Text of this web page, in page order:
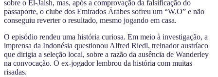
sobre o El-Jaish, mas, após a comprovação da falsificação do
passaporte, o clube dos Emirados Árabes sofreu um “W.O” e não
conseguiu reverter o resultado, mesmo jogando em casa.
O episódio rendeu uma história curiosa. Em meio à investigação, a
imprensa da Indonésia questionou Alfred Riedl, treinador austríaco
que dirigia a seleção local, sobre a razão da ausência de Wanderley
na convocação. O ex-jogador lembrou da história com muitas
risadas.